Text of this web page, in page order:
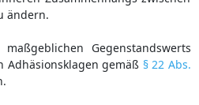
ändern.
Gegenstandswerts
Adhäsionsklagen gemäß § 22 Abs.